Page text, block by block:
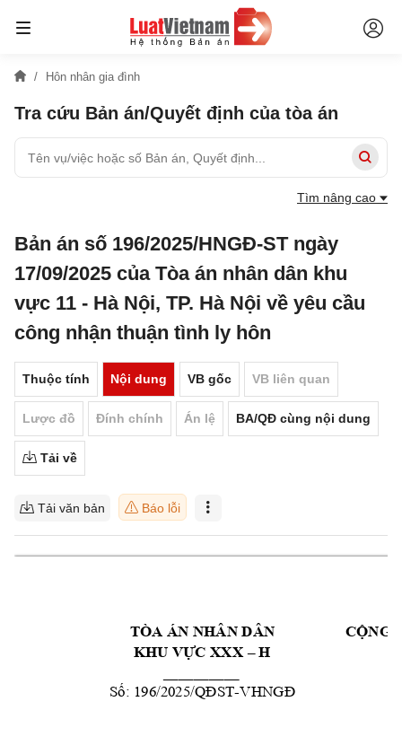
Hôn nhân gia đình
Tra cứu Bản án/Quyết định của tòa án
Tìm nâng cao
Bản án số 196/2025/HNGĐ-ST ngày
17/09/2025 của Tòa án nhân dân khu
vực 11 - Hà Nội, TP. Hà Nội về yêu cầu
công nhận thuận tình ly hôn
Thuộc tính Nội dung VB gốc VB liên quan
Lược đồ Đính chính Án lệ BA/QĐ cùng nội dung
Tải về
Tải văn bản Báo lỗi
TÒA ÁN NHÂN DÂN
KHU VỰC XXX – H
Số: 196/2025/QĐST-VHNGĐ
CỘNG